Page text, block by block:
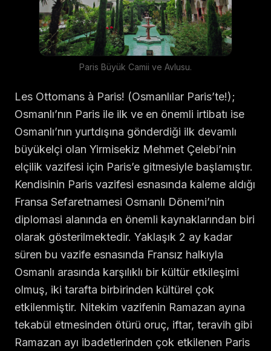
Paris Büyük Camii ve Avlusu.
Les Ottomans à Paris! (Osmanlılar Paris’te!);
Osmanlı’nın Paris ile ilk ve en önemli irtibatı ise
Osmanlı’nın yurtdışına gönderdiği ilk devamlı
büyükelçi olan Yirmisekiz Mehmet Çelebi’nin
elçilik vazifesi için Paris’e gitmesiyle başlamıştır.
Kendisinin Paris vazifesi esnasında kaleme aldığı
Fransa Sefaretnamesi Osmanlı Dönemi’nin
diplomasi alanında en önemli kaynaklarından biri
olarak gösterilmektedir. Yaklaşık 2 ay kadar
süren bu vazife esnasında Fransız halkıyla
Osmanlı arasında karşılıklı bir kültür etkileşimi
olmuş, iki tarafta birbirinden kültürel çok
etkilenmiştir. Nitekim vazifenin Ramazan ayına
tekabül etmesinden ötürü oruç, iftar, teravih gibi
Ramazan ayı ibadetlerinden çok etkilenen Paris